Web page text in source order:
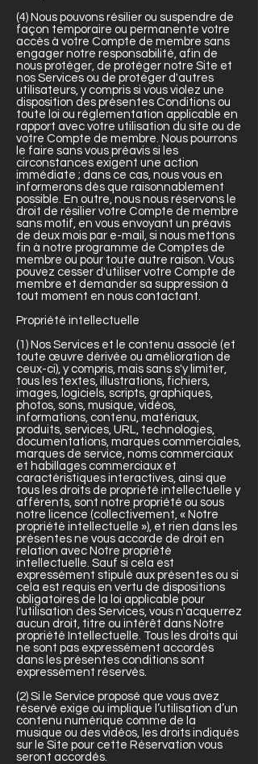
(4) Nous pouvons résilier ou suspendre de
façon temporaire ou permanente votre
accès à votre Compte de membre sans
engager notre responsabilité, afin de
nous protéger, de protéger notre Site et
nos Services ou de protéger d'autres
utilisateurs, y compris si vous violez une
disposition des présentes Conditions ou
toute loi ou réglementation applicable en
rapport avec votre utilisation du site ou de
votre Compte de membre. Nous pourrons
le faire sans vous préavis si les
circonstances exigent une action
immédiate ; dans ce cas, nous vous en
informerons dès que raisonnablement
possible. En outre, nous nous réservons le
droit de résilier votre Compte de membre
sans motif, en vous envoyant un préavis
de deux mois par e-mail, si nous mettons
fin à notre programme de Comptes de
membre ou pour toute autre raison. Vous
pouvez cesser d'utiliser votre Compte de
membre et demander sa suppression à
tout moment en nous contactant.
Propriété intellectuelle
(1) Nos Services et le contenu associé (et
toute œuvre dérivée ou amélioration de
ceux-ci), y compris, mais sans s'y limiter,
tous les textes, illustrations, fichiers,
images, logiciels, scripts, graphiques,
photos, sons, musique, vidéos,
informations, contenu, matériaux,
produits, services, URL, technologies,
documentations, marques commerciales,
marques de service, noms commerciaux
et habillages commerciaux et
caractéristiques interactives, ainsi que
tous les droits de propriété intellectuelle y
afférents, sont notre propriété ou sous
notre licence (collectivement, « Notre
propriété intellectuelle »), et rien dans les
présentes ne vous accorde de droit en
relation avec Notre propriété
intellectuelle. Sauf si cela est
expressément stipulé aux présentes ou si
cela est requis en vertu de dispositions
obligatoires de la loi applicable pour
l'utilisation des Services, vous n'acquerrez
aucun droit, titre ou intérêt dans Notre
propriété Intellectuelle. Tous les droits qui
ne sont pas expressément accordés
dans les présentes conditions sont
expressément réservés.
(2) Si le Service proposé que vous avez
réservé exige ou implique l’utilisation d’un
contenu numérique comme de la
musique ou des vidéos, les droits indiqués
sur le Site pour cette Réservation vous
seront accordés.